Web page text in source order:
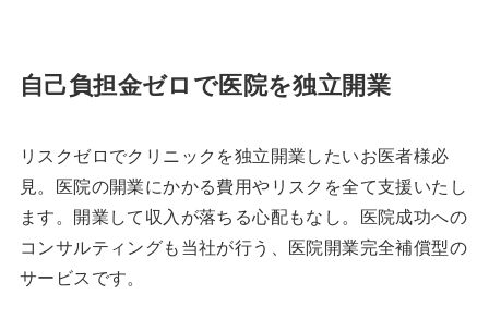
自己負担金ゼロで医院を独立開業
リスクゼロでクリニックを独立開業したいお医者様必
見。医院の開業にかかる費用やリスクを全て支援いたし
ます。開業して収入が落ちる心配もなし。医院成功への
コンサルティングも当社が行う、医院開業完全補償型の
サービスです。